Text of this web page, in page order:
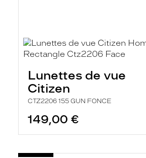
Lunettes de vue
Citizen
CTZ2206 155 GUN FONCE
149,00 €